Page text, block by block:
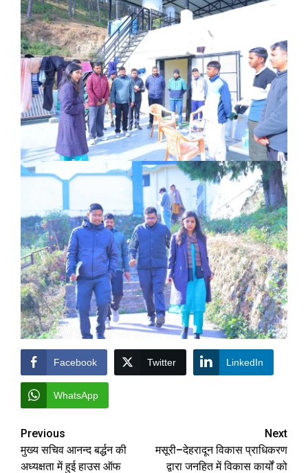
Facebook Twitter LinkedIn
WhatsApp
Post
navigation
Previous
मुख्य सचिव आनन्द बर्द्धन की
अध्यक्षता में हुई हाउस ऑफ
Next
मसूरी–देहरादून विकास प्राधिकरण
द्वारा जनहित में विकास कार्यों को